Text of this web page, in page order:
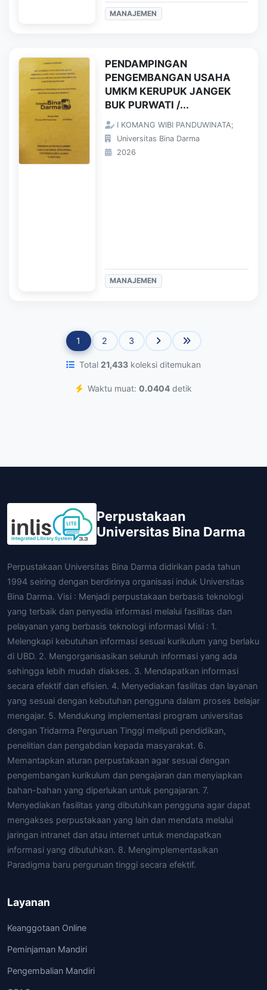
MANAJEMEN
PENDAMPINGAN
PENGEMBANGAN USAHA
UMKM KERUPUK JANGEK
BUK PURWATI /...
I KOMANG WIBI PANDUWINATA;
Universitas Bina Darma
2026
MANAJEMEN
1 2 3
Total 21,433 koleksi ditemukan
Waktu muat: 0.0404detik
Perpustakaan
Universitas Bina Darma
Perpustakaan Universitas Bina Darma didirikan pada tahun
1994 seiring dengan berdirinya organisasi induk Universitas
Bina Darma. Visi : Menjadi perpustakaan berbasis teknologi
yang terbaik dan penyedia informasi melalui fasilitas dan
pelayanan yang berbasis teknologi informasi Misi : 1.
Melengkapi kebutuhan informasi sesuai kurikulum yang berlaku
di UBD. 2. Mengorganisasikan seluruh informasi yang ada
sehingga lebih mudah diakses. 3. Mendapatkan informasi
secara efektif dan efisien. 4. Menyediakan fasilitas dan layanan
yang sesuai dengan kebutuhan pengguna dalam proses belajar
mengajar. 5. Mendukung implementasi program universitas
dengan Tridarma Perguruan Tinggi meliputi pendidikan,
penelitian dan pengabdian kepada masyarakat. 6.
Memantapkan aturan perpustakaan agar sesuai dengan
pengembangan kurikulum dan pengajaran dan menyiapkan
bahan-bahan yang diperlukan untuk pengajaran. 7.
Menyediakan fasilitas yang dibutuhkan pengguna agar dapat
mengakses perpustakaan yang lain dan mendata melalui
jaringan intranet dan atau internet untuk mendapatkan
informasi yang dibutuhkan. 8. Mengimplementasikan
Paradigma baru perguruan tinggi secara efektif.
Layanan
Keanggotaan Online
Peminjaman Mandiri
Pengembalian Mandiri